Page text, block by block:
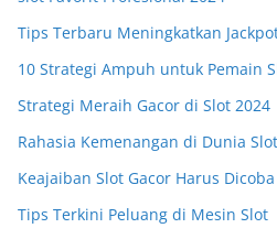
Tips Terbaru Meningkatkan
10 Strategi Ampuh untuk Pemain
Strategi Meraih Gacor di Slot 2024
Rahasia Kemenangan di Dunia Slot
Keajaiban Slot Gacor Harus Dicoba
Tips Terkini Peluang di Mesin Slot